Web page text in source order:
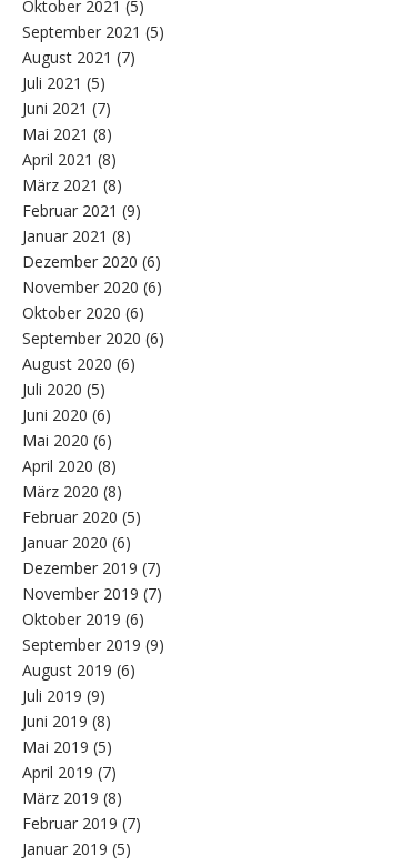
Oktober 2021 (5)
September 2021 (5)
August 2021 (7)
Juli 2021 (5)
Juni 2021 (7)
Mai 2021 (8)
April 2021 (8)
März 2021 (8)
Februar 2021 (9)
Januar 2021 (8)
Dezember 2020 (6)
November 2020 (6)
Oktober 2020 (6)
September 2020 (6)
August 2020 (6)
Juli 2020 (5)
Juni 2020 (6)
Mai 2020 (6)
April 2020 (8)
März 2020 (8)
Februar 2020 (5)
Januar 2020 (6)
Dezember 2019 (7)
November 2019 (7)
Oktober 2019 (6)
September 2019 (9)
August 2019 (6)
Juli 2019 (9)
Juni 2019 (8)
Mai 2019 (5)
April 2019 (7)
März 2019 (8)
Februar 2019 (7)
Januar 2019 (5)